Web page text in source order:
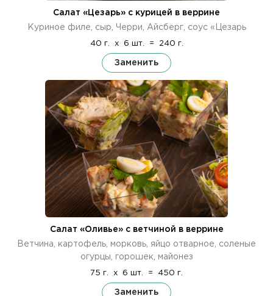
Салат «Цезарь» с курицей в веррине
Куриное филе, сыр, Черри, Айсберг, соус «Цезарь
40 г. x 6 шт. = 240 г.
Заменить
Салат «Оливье» с ветчиной в веррине
Ветчина, картофель, морковь, яйцо отварное, соленые
огурцы, горошек, майонез
75 г. x 6 шт. = 450 г.
Заменить